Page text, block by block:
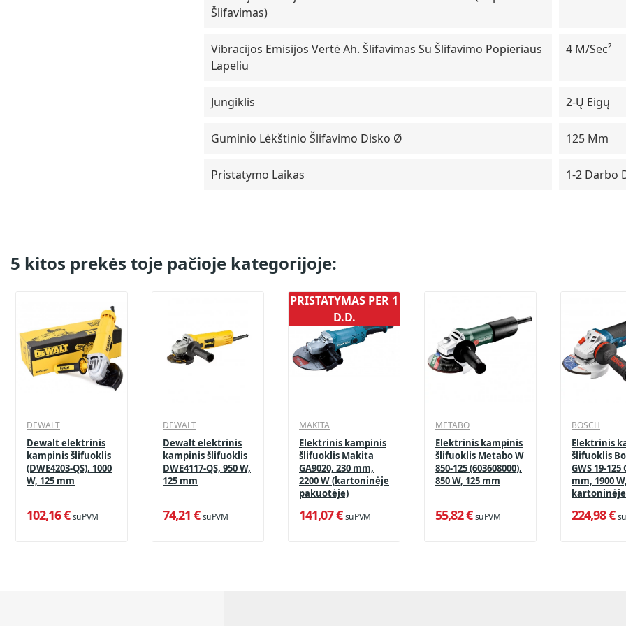
Šlifavimas)
Vibracijos Emisijos Vertė Ah. Šlifavimas Su Šlifavimo Popieriaus
Lapeliu
4 M/sec²
Jungiklis 2-Ų Eigų
Guminio Lėkštinio Šlifavimo Disko Ø 125 Mm
Pristatymo Laikas 1-2 Darbo
5 kitos prekės toje pačioje kategorijoje:
DEWALT
Dewalt elektrinis
kampinis šlifuoklis
(DWE4203-QS), 1000
W, 125 mm
102,16 € su PVM
DEWALT
Dewalt elektrinis
kampinis šlifuoklis
DWE4117-QS, 950 W,
125 mm
74,21 € su PVM
PRISTATYMAS PER 1
D.D.
MAKITA
Elektrinis kampinis
šlifuoklis Makita
GA9020, 230 mm,
2200 W (kartoninėje
pakuotėje)
141,07 € su PVM
METABO
Elektrinis kampinis
šlifuoklis Metabo W
850-125 (603608000),
850 W, 125 mm
55,82 € su PVM
BOSCH
Elektrinis
šlifuoklis
GWS 19-125
mm, 1900 W,
kartoninėje
224,98 €